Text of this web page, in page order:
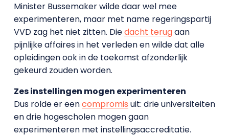
Minister Bussemaker wilde daar wel mee
experimenteren, maar met name regeringspartij
VVD zag het niet zitten. Diedacht terugaan
pijnlijke affaires in het verleden en wilde dat alle
opleidingen ook in de toekomst afzonderlijk
gekeurd zouden worden.
Zes instellingen mogen experimenteren
Dus rolde er eencompromis uit: drie universiteiten
en drie hogescholen mogen gaan
experimenteren met instellingsaccreditatie.